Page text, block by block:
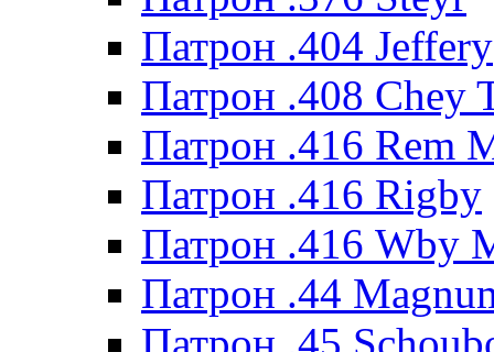
Патрон .404 Jeffery
Патрон .408 Chey
Патрон .416 Rem
Патрон .416 Rigby
Патрон .416 Wby
Патрон .44
Патрон .45